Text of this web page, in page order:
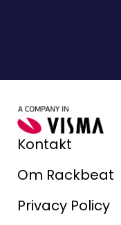
Kontakt
Om Rackbeat
Privacy Policy